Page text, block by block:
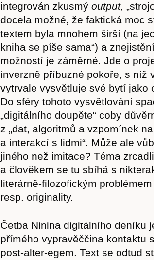
integrován zkusmý output,
docela možné, že faktická moc
textem byla mnohem širší (na
kniha se píše sama“) a
možností je záměrné. Jde o
inverzně příbuzné pokoře, s níž
vytrvale vysvětluje své bytí jako
Do sféry tohoto vysvětlování
„digitálního doupěte“ coby
z „dat, algoritmů a vzpomínek
a interakcí s lidmi“. Může ale
jiného než imitace? Téma
a člověkem se tu sbíhá s
literárně-filozofickým
resp. originality.
Četba Ninina digitálního deníku
přímého vypravěččina kontaktu
post-alter-egem. Text se odtud